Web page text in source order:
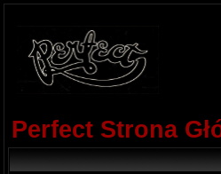
Perfect Strona